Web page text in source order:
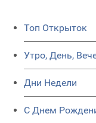
Топ Открыток
Утро, День,
Дни Недели
C Днем